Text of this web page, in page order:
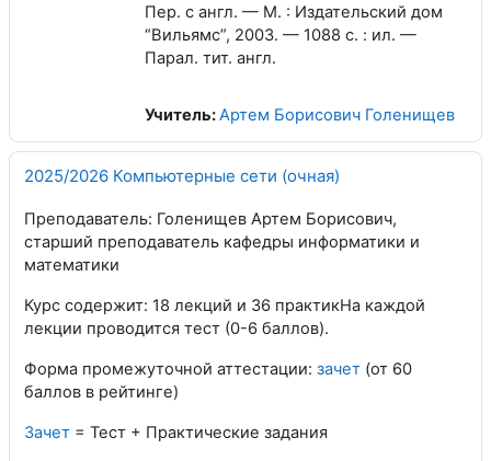
Пер. с англ. — М. : Издательский дом
“Вильямс”, 2003. — 1088 с. : ил. —
Парал. тит. англ.
Учитель:Артем Борисович Голенищев
2025/2026 Компьютерные сети (очная)
Преподаватель: Голенищев Артем Борисович,
старший преподаватель кафедры информатики и
математики
Курс содержит: 18 лекций и 36 практикНа каждой
лекции проводится тест (0-6 баллов).
Форма промежуточной аттестации: зачет (от 60
баллов в рейтинге)
Зачет = Тест + Практические задания